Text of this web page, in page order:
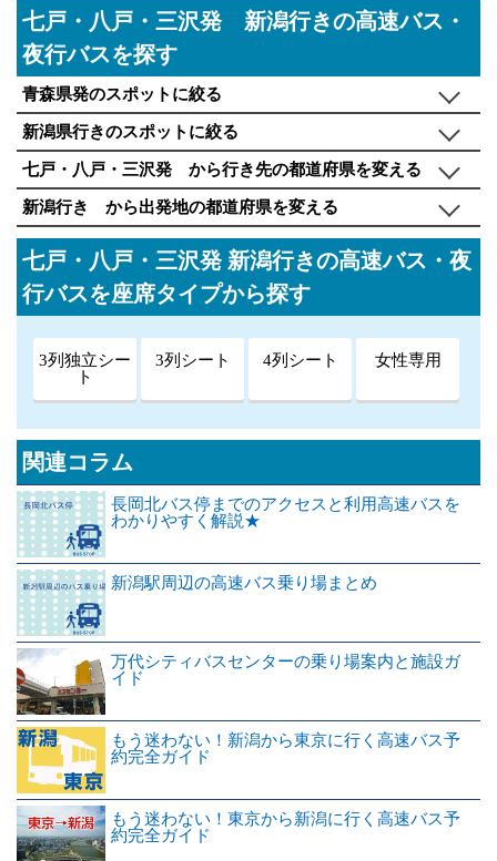
七戸・八戸・三沢発 新潟行きの高速バス・
夜行バスを探す
青森県発のスポットに絞る
新潟県行きのスポットに絞る
七戸・八戸・三沢発 から行き先の都道府県を変える
新潟行き から出発地の都道府県を変える
七戸・八戸・三沢発 新潟行きの高速バス・夜
行バスを座席タイプから探す
3列独立シー
ト
3列シート 4列シート 女性専用
関連コラム
長岡北バス停までのアクセスと利用高速バスを
わかりやすく解説★
新潟駅周辺の高速バス乗り場まとめ
万代シティバスセンターの乗り場案内と施設ガ
イド
もう迷わない！新潟から東京に行く高速バス予
約完全ガイド
もう迷わない！東京から新潟に行く高速バス予
約完全ガイド